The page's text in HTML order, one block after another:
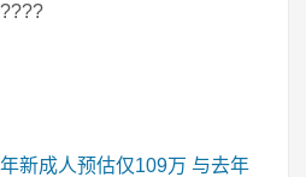
新成人预估仅109万 与去年